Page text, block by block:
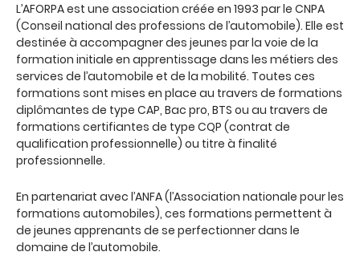
L’AFORPA est une association créée en 1993 par le CNPA
(Conseil national des professions de l’automobile). Elle est
destinée à accompagner des jeunes par la voie de la
formation initiale en apprentissage dans les métiers des
services de l’automobile et de la mobilité. Toutes ces
formations sont mises en place au travers de formations
diplômantes de type CAP, Bac pro, BTS ou au travers de
formations certifiantes de type CQP (contrat de
qualification professionnelle) ou titre à finalité
professionnelle.
En partenariat avec l’ANFA (l’Association nationale pour les
formations automobiles), ces formations permettent à
de jeunes apprenants de se perfectionner dans le
domaine de l’automobile.